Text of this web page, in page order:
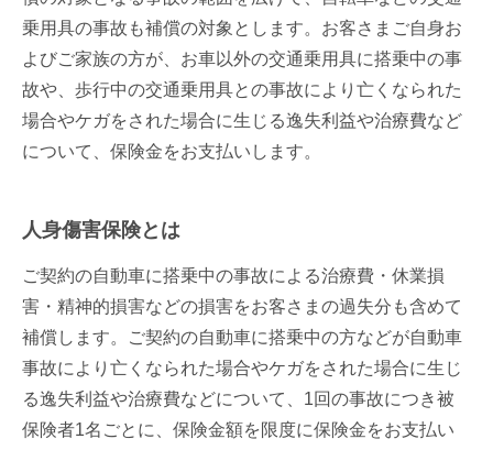
乗用具の事故も補償の対象とします。お客さまご自身お
よびご家族の方が、お車以外の交通乗用具に搭乗中の事
故や、歩行中の交通乗用具との事故により亡くなられた
場合やケガをされた場合に生じる逸失利益や治療費など
について、保険金をお支払いします。
人身傷害保険とは
ご契約の⾃動⾞に搭乗中の事故による治療費・休業損
害・精神的損害などの損害をお客さまの過失分も含めて
補償します。ご契約の⾃動⾞に搭乗中の⽅などが⾃動⾞
事故により亡くなられた場合やケガをされた場合に⽣じ
る逸失利益や治療費などについて、1回の事故につき被
保険者1名ごとに、保険⾦額を限度に保険⾦をお⽀払い